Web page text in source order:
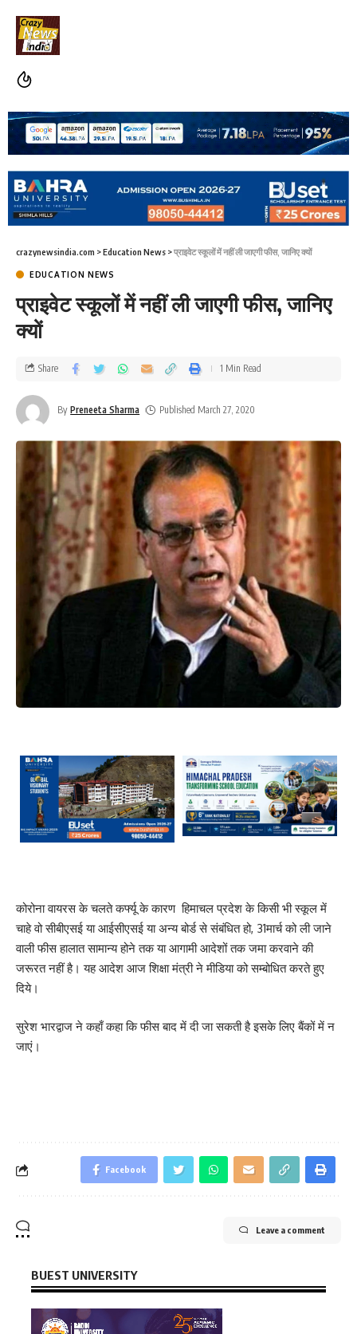
crazynewsindia.com >Education News >प्राइवेट स्कूलों में नहीं ली जाएगी फीस, जानिए क्यों
EDUCATION NEWS
प्राइवेट स्कूलों में नहीं ली जाएगी फीस, जानिए
क्यों
By Preneeta Sharma Published March 27, 2020
Share 1 Min Read
कोरोना वायरस के चलते कर्फ्यू के कारण हिमाचल प्रदेश के किसी भी स्कूल में
चाहे वो सीबीएसई या आईसीएसई या अन्य बोर्ड से संबंधित हो, 31मार्च को ली जाने
वाली फीस हालात सामान्य होने तक या आगामी आदेशों तक जमा करवाने की
जरूरत नहीं है। यह आदेश आज शिक्षा मंत्री ने मीडिया को सम्बोधित करते हुए
दिये।
सुरेश भारद्वाज ने कहाँ कहा कि फीस बाद में दी जा सकती है इसके लिए बैंकों में न
जाएं।
Facebook
Leave a comment
BUEST UNIVERSITY